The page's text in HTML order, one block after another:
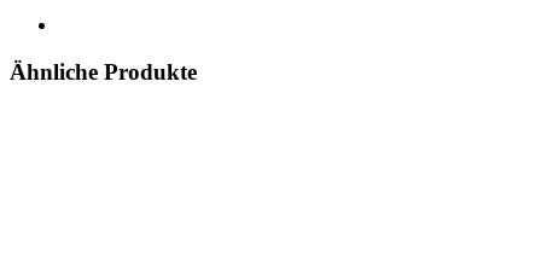
Ähnliche Produkte